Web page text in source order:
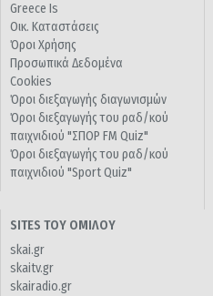
Greece Is
Οικ. Καταστάσεις
Όροι Χρήσης
Προσωπικά Δεδομένα
Cookies
Όροι διεξαγωγής διαγωνισμών
Όροι διεξαγωγής του ραδ/κού
παιχνιδιού "ΣΠΟΡ FM Quiz"
Όροι διεξαγωγής του ραδ/κού
παιχνιδιού "Sport Quiz"
SITES ΤΟΥ ΟΜΙΛΟΥ
skai.gr
skaitv.gr
skairadio.gr